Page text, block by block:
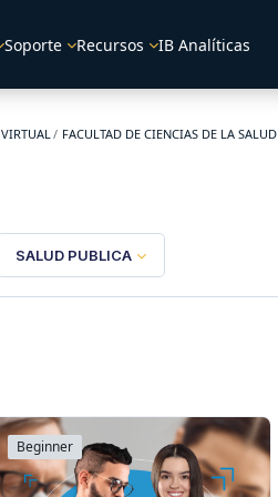
Soporte Recursos IB Analíticas
VIRTUAL FACULTAD DE CIENCIAS DE LA SALUD
SALUD PUBLICA
Beginner